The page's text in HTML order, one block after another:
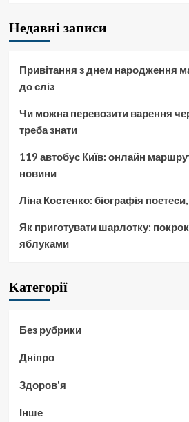
Недавні записи
Привітання з днем народження
до сліз
Чи можна перевозити варення
треба знати
119 автобус Київ: онлайн
новини
Ліна Костенко: біографія
Як приготувати шарлотку:
яблуками
Категорії
Без рубрики
Дніпро
Здоров'я
Інше